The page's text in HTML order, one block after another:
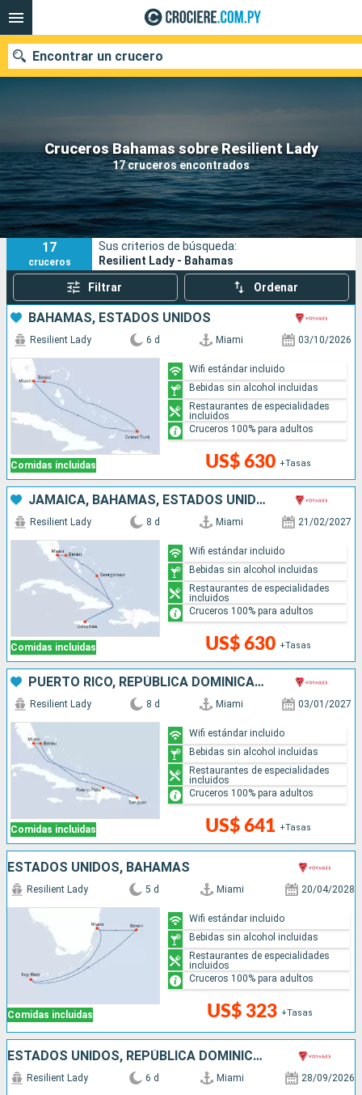
Cruceros Bahamas sobre Resilient Lady
17 cruceros encontrados
Encontrar un crucero
Nuestros destinos
Fecha de salida
Puertos Compañías
Buscar
17
cruceros
Sus criterios de búsqueda:
Resilient Lady - Bahamas
Filtrar Ordenar
BAHAMAS, ESTADOS UNIDOS
Comidas incluidas
Resilient Lady 6 d Miami 03/10/2026
US$ 630 +Tasas
Wifi estándar incluido
Bebidas sin alcohol incluidas
Restaurantes de especialidades
incluidos
Cruceros 100% para adultos
JAMAICA, BAHAMAS, ESTADOS UNIDOS
Comidas incluidas
Resilient Lady 8 d Miami 21/02/2027
US$ 630 +Tasas
Wifi estándar incluido
Bebidas sin alcohol incluidas
Restaurantes de especialidades
incluidos
Cruceros 100% para adultos
PUERTO RICO, REPÚBLICA DOMINICANA, BAHAMAS, ESTADOS UNIDOS
Comidas incluidas
Resilient Lady 8 d Miami 03/01/2027
US$ 641 +Tasas
Wifi estándar incluido
Bebidas sin alcohol incluidas
Restaurantes de especialidades
incluidos
Cruceros 100% para adultos
ESTADOS UNIDOS, BAHAMAS
Comidas incluidas
Resilient Lady 5 d Miami 20/04/2028
US$ 323 +Tasas
Wifi estándar incluido
Bebidas sin alcohol incluidas
Restaurantes de especialidades
incluidos
Cruceros 100% para adultos
ESTADOS UNIDOS, REPÚBLICA DOMINICANA, BAHAMAS
Resilient Lady 6 d Miami 28/09/2026